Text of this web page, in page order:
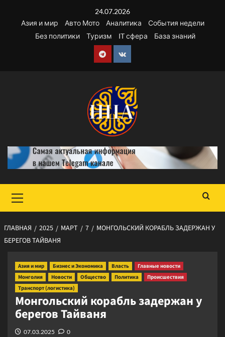
содержимому
24.07.2026
Азия и мир
Авто Мото Аналитика
События недели
Без политики
Туризм IT сфера База знаний
Telegram
VK
меню
ГЛАВНАЯ 2025 МАРТ 7
МОНГОЛЬСКИЙ КОРАБЛЬ ЗАДЕРЖАН У
БЕРЕГОВ ТАЙВАНЯ
Азия и мир Бизнес и Экономика Власть
Главные новости
Монголия
Новости Общество Политика
Происшествия
Транспорт (логистика)
Монгольский корабль задержан у
берегов Тайваня
07.03.2025 0